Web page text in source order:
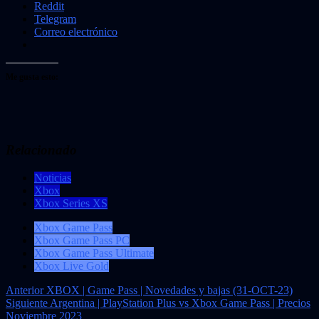
Reddit
Telegram
Correo electrónico
Noticias
Xbox
Xbox Series XS
Xbox Game Pass
Xbox Game Pass PC
Xbox Game Pass Ultimate
Xbox Live Gold
Navegación
de
AnteriorXBOX | Game Pass | Novedades y bajas (31-OCT-23)
Siguiente Argentina | PlayStation Plus vs Xbox Game Pass | Precios
Noviembre 2023